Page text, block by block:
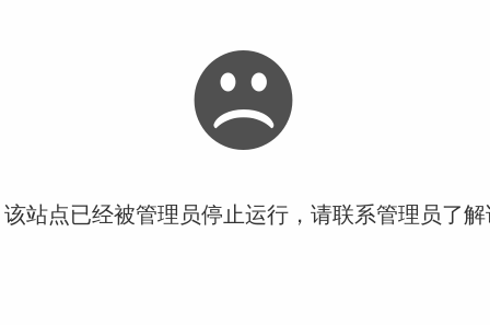
站点已经被管理员停止运行，请联系管理员了